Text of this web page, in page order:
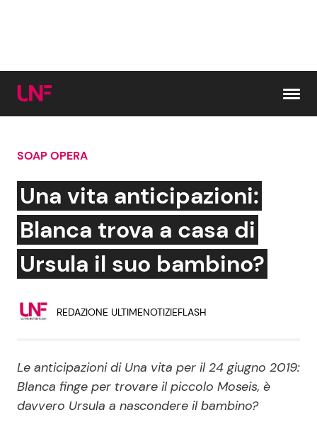
Cerca:
News e Cronaca
Attualità Italiana
Persone Scomparse
Politica
Gossip e TV
Bellezze VIP
Programmi TV
Reality e Talent
SOAP OPERA
Una vita anticipazioni:
Blanca trova a casa di
Ursula il suo bambino?
REDAZIONE ULTIMENOTIZIEFLASH
Le anticipazioni di Una vita per il 24 giugno 2019:
Blanca finge per trovare il piccolo Moseis, è
davvero Ursula a nascondere il bambino?